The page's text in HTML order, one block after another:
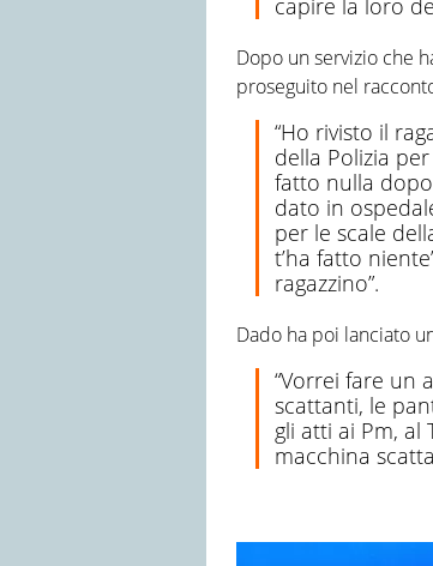
capire la loro
Dopo un servizio che
proseguito nel
“Ho rivisto il
della Polizia
fatto nulla
dato in
per le scale
t’ha fatto
ragazzino”.
Dado ha poi lanciato
“Vorrei fare un
scattanti, le
gli atti ai Pm, al
macchina